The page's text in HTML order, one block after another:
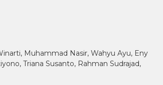
Muhammad Nasir, Wahyu Ayu, Eny
Triana Susanto, Rahman Sudrajad,